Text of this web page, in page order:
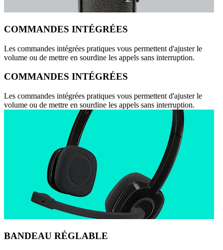
COMMANDES INTÉGRÉES
Les commandes intégrées pratiques vous permettent d'ajuster le
volume ou de mettre en sourdine les appels sans interruption.
COMMANDES INTÉGRÉES
Les commandes intégrées pratiques vous permettent d'ajuster le
volume ou de mettre en sourdine les appels sans interruption.
BANDEAU RÉGLABLE